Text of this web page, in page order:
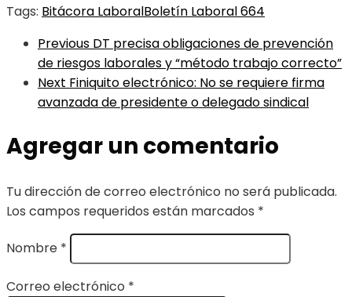
Tags: Bitácora LaboralBoletín Laboral 664
Previous DT precisa obligaciones de prevención
de riesgos laborales y “método trabajo correcto”
Next Finiquito electrónico: No se requiere firma
avanzada de presidente o delegado sindical
Agregar un comentario
Tu dirección de correo electrónico no será publicada.
Los campos requeridos están marcados *
Nombre *
Correo electrónico *